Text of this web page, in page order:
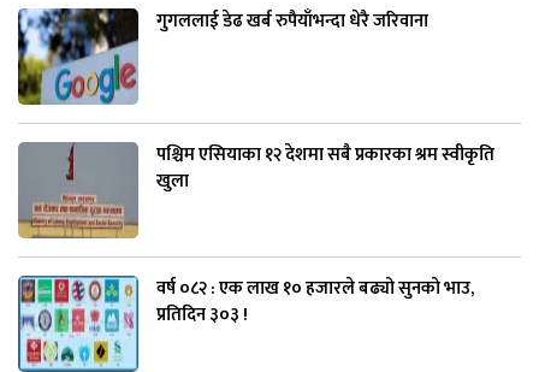
गुगललाई डेढ खर्ब रुपैयाँभन्दा धेरै जरिवाना
पश्चिम एसियाका १२ देशमा सबै प्रकारका श्रम स्वीकृति
खुला
वर्ष ०८२ : एक लाख १० हजारले बढ्यो सुनको भाउ,
प्रतिदिन ३०३ !